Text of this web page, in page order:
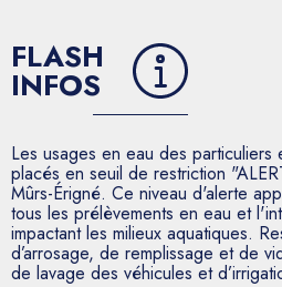
FLASH
INFOS
Les usages en eau des particuliers
placés en seuil de restriction
Mûrs-Érigné. Ce niveau d'alerte
tous les prélèvements en eau et
impactant les milieux aquatiques.
d’arrosage, de remplissage et de
de lavage des véhicules et